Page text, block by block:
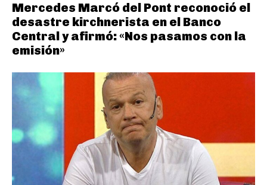
Mercedes Marcó del Pont reconoció el
desastre kirchnerista en el Banco
Central y afirmó: «Nos pasamos con la
emisión»